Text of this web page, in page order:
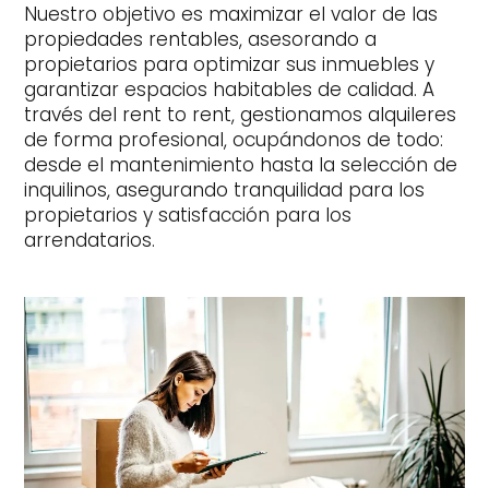
Nuestro objetivo es maximizar el valor de las
propiedades rentables, asesorando a
propietarios para optimizar sus inmuebles y
garantizar espacios habitables de calidad. A
través del rent to rent, gestionamos alquileres
de forma profesional, ocupándonos de todo:
desde el mantenimiento hasta la selección de
inquilinos, asegurando tranquilidad para los
propietarios y satisfacción para los
arrendatarios.